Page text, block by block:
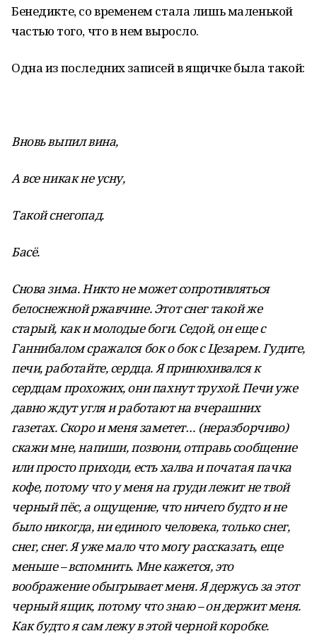
Бенедикте, со временем стала лишь маленькой
частью того, что в нем выросло.
Одна из последних записей в ящичке была такой:
Вновь выпил вина,
А все никак не усну,
Такой снегопад.
Басё.
Снова зима. Никто не может сопротивляться
белоснежной ржавчине. Этот снег такой же
старый, как и молодые боги. Седой, он еще с
Ганнибалом сражался бок о бок с Цезарем. Гудите,
печи, работайте, сердца. Я принюхивался к
сердцам прохожих, они пахнут трухой. Печи уже
давно ждут угля и работают на вчерашних
газетах. Скоро и меня заметет… (неразборчиво)
скажи мне, напиши, позвони, отправь сообщение
или просто приходи, есть халва и початая пачка
кофе, потому что у меня на груди лежит не твой
черный пёс, а ощущение, что ничего будто и не
было никогда, ни единого человека, только снег,
снег, снег. Я уже мало что могу рассказать, еще
меньше – вспомнить. Мне кажется, это
воображение обыгрывает меня. Я держусь за этот
черный ящик, потому что знаю – он держит меня.
Как будто я сам лежу в этой черной коробке.